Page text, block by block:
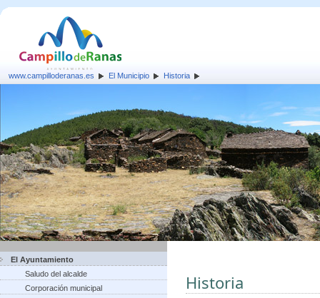
www.campilloderanas.es El Municipio Historia
El Ayuntamiento
Saludo del alcalde
Corporación municipal
Historia